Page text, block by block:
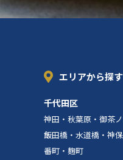
エリアから探す
千代田区
神田・秋葉原・御茶
飯田橋・水道橋・神
番町・麹町